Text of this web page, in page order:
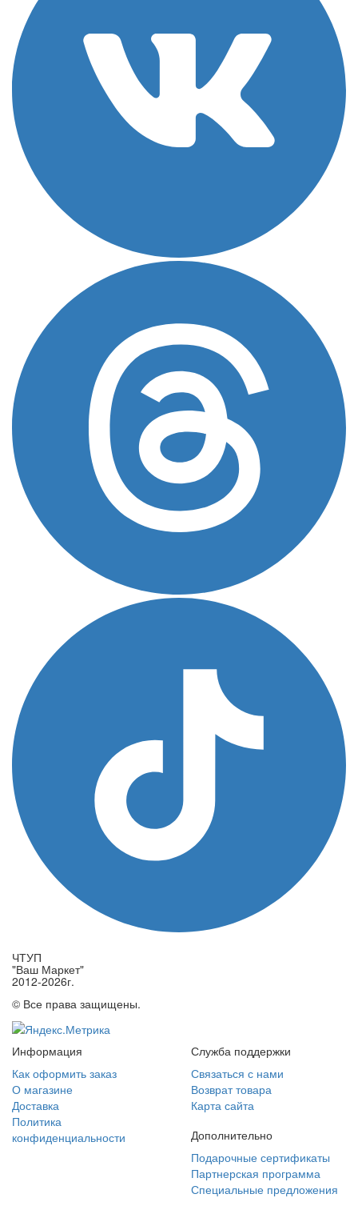
ЧТУП
"Ваш Маркет"
2012-2026г.
© Все права защищены.
Информация
Как оформить заказ
О магазине
Доставка
Политика
конфиденциальности
Служба поддержки
Связаться с нами
Возврат товара
Карта сайта
Дополнительно
Подарочные сертификаты
Партнерская программа
Специальные предложения